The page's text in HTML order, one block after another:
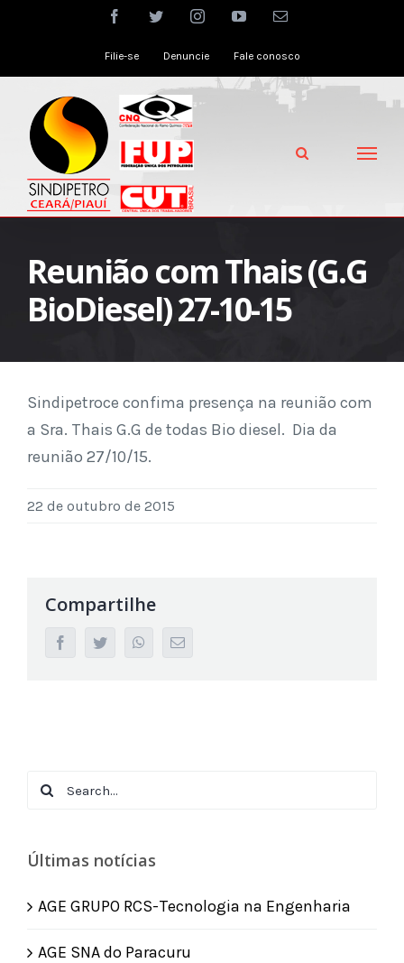
facebooktwitter instagramyoutubeEmail
Filie-se Denuncie Fale conosco
Reunião com Thais (G.G
BioDiesel) 27-10-15
Sindipetroce confima presença na reunião com
a Sra. Thais G.G de todas Bio diesel. Dia da
reunião 27/10/15.
22 de outubro de 2015
Compartilhe
facebooktwitter whatsappEmail
Search
Últimas notícias
AGE GRUPO RCS-Tecnologia na Engenharia
AGE SNA do Paracuru